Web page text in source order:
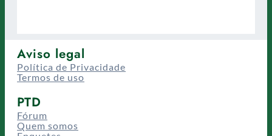
Aviso legal
Política de Privacidade
Termos de uso
PTD
Fórum
Quem somos